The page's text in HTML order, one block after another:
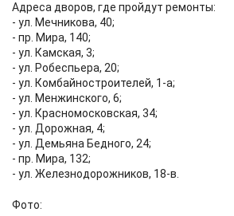
Адреса дворов, где пройдут ремонты:
- ул. Мечникова, 40;
- пр. Мира, 140;
- ул. Камская, 3;
- ул. Робеспьера, 20;
- ул. Комбайностроителей, 1-а;
- ул. Менжинского, 6;
- ул. Красномосковская, 34;
- ул. Дорожная, 4;
- ул. Демьяна Бедного, 24;
- пр. Мира, 132;
- ул. Железнодорожников, 18-в.
Фото: